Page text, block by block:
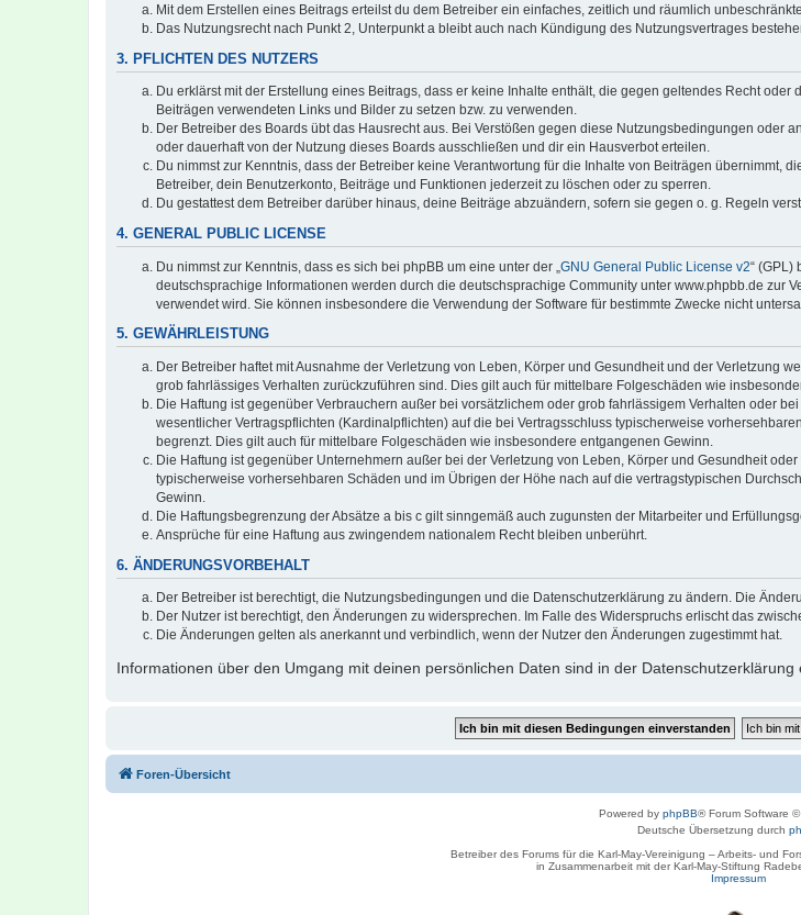
Mit dem Erstellen eines Beitrags erteilst du dem Betreiber ein einfaches, zeitlich und räumlich
Das Nutzungsrecht nach Punkt 2, Unterpunkt a bleibt auch nach Kündigung des Nutzungsvertrages
3. PFLICHTEN DES NUTZERS
Du erklärst mit der Erstellung eines Beitrags, dass er keine Inhalte enthält, die gegen geltendes Recht
Beiträgen verwendeten Links und Bilder zu setzen bzw. zu verwenden.
Der Betreiber des Boards übt das Hausrecht aus. Bei Verstößen gegen diese Nutzungsbedingungen oder
oder dauerhaft von der Nutzung dieses Boards ausschließen und dir ein Hausverbot erteilen.
Du nimmst zur Kenntnis, dass der Betreiber keine Verantwortung für die Inhalte von Beiträgen übernimmt,
Betreiber, dein Benutzerkonto, Beiträge und Funktionen jederzeit zu löschen oder zu sperren.
Du gestattest dem Betreiber darüber hinaus, deine Beiträge abzuändern, sofern sie gegen o. g. Regeln
4. GENERAL PUBLIC LICENSE
Du nimmst zur Kenntnis, dass es sich bei phpBB um eine unter der „ GNU General Public License v2“ (GPL)
deutschsprachige Informationen werden durch die deutschsprachige Community unter www.phpbb.de zur
verwendet wird. Sie können insbesondere die Verwendung der Software für bestimmte Zwecke nicht
5. GEWÄHRLEISTUNG
Der Betreiber haftet mit Ausnahme der Verletzung von Leben, Körper und Gesundheit und der Verletzung
grob fahrlässiges Verhalten zurückzuführen sind. Dies gilt auch für mittelbare Folgeschäden wie
Die Haftung ist gegenüber Verbrauchern außer bei vorsätzlichem oder grob fahrlässigem Verhalten oder
wesentlicher Vertragspflichten (Kardinalpflichten) auf die bei Vertragsschluss typischerweise
begrenzt. Dies gilt auch für mittelbare Folgeschäden wie insbesondere entgangenen Gewinn.
Die Haftung ist gegenüber Unternehmern außer bei der Verletzung von Leben, Körper und Gesundheit
typischerweise vorhersehbaren Schäden und im Übrigen der Höhe nach auf die vertragstypischen
Gewinn.
Die Haftungsbegrenzung der Absätze a bis c gilt sinngemäß auch zugunsten der Mitarbeiter und
Ansprüche für eine Haftung aus zwingendem nationalem Recht bleiben unberührt.
6. ÄNDERUNGSVORBEHALT
Der Betreiber ist berechtigt, die Nutzungsbedingungen und die Datenschutzerklärung zu ändern. Die
Der Nutzer ist berechtigt, den Änderungen zu widersprechen. Im Falle des Widerspruchs erlischt das
Die Änderungen gelten als anerkannt und verbindlich, wenn der Nutzer den Änderungen zugestimmt hat.
Informationen über den Umgang mit deinen persönlichen Daten sind in der Datenschutzerklärung
Foren-Übersicht
Powered by phpBB® Forum Software
Deutsche Übersetzung durch
Betreiber des Forums für die Karl-May-Vereinigung – Arbeits- und
in Zusammenarbeit mit der Karl-May-Stiftung
Impressum